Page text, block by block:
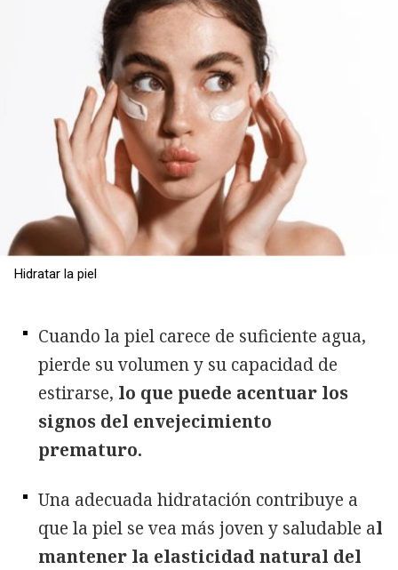
Hidratar la piel
Cuando la piel carece de suficiente agua,
pierde su volumen y su capacidad de
estirarse, lo que puede acentuar los
signos del envejecimiento
prematuro.
Una adecuada hidratación contribuye a
que la piel se vea más joven y saludable al
mantener la elasticidad natural del